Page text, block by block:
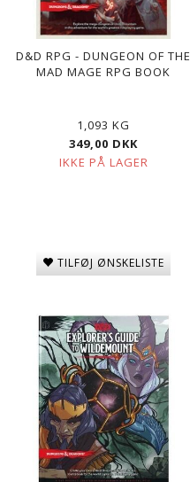
D&D RPG - DUNGEON OF THE
MAD MAGE RPG BOOK
1,093 KG
349,00 DKK
IKKE PÅ LAGER
TILFØJ ØNSKELISTE